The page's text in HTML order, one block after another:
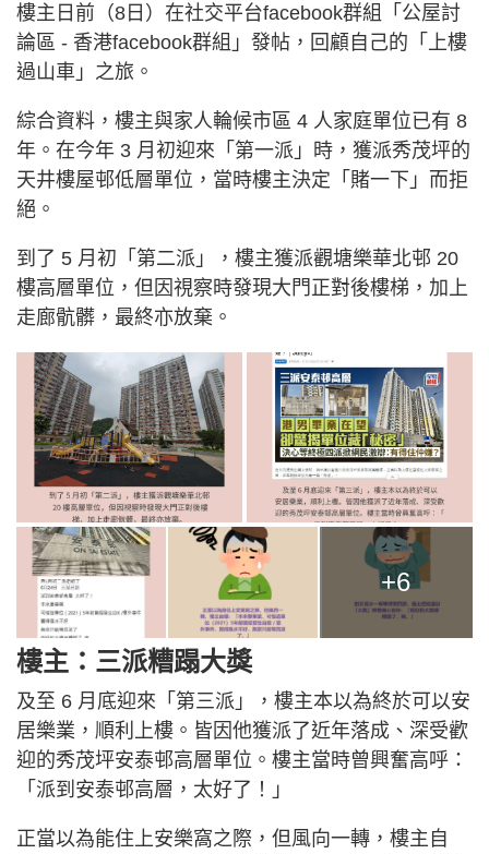
樓主日前（8日）在社交平台facebook群組「公屋討
論區 - 香港facebook群組」發帖，回顧自己的「上樓
過山車」之旅。
綜合資料，樓主與家人輪候市區 4 人家庭單位已有 8
年。在今年 3 月初迎來「第一派」時，獲派秀茂坪的
天井樓屋邨低層單位，當時樓主決定「賭一下」而拒
絕。
到了 5 月初「第二派」，樓主獲派觀塘樂華北邨 20
樓高層單位，但因視察時發現大門正對後樓梯，加上
走廊骯髒，最終亦放棄。
+6
樓主：三派糟蹋大獎
及至 6 月底迎來「第三派」，樓主本以為終於可以安
居樂業，順利上樓。皆因他獲派了近年落成、深受歡
迎的秀茂坪安泰邨高層單位。樓主當時曾興奮高呼：
「派到安泰邨高層，太好了！」
正當以為能住上安樂窩之際，但風向一轉，樓主自